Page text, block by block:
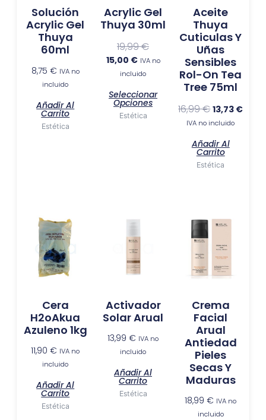
Solución
Acrylic Gel
Thuya
60ml
8,75 € IVA no
incluido
Añadir Al
Carrito
Estética
Acrylic Gel
Thuya 30ml
19,99€
15,00 € IVA no
incluido
Seleccionar
Opciones
opciones
pueden
elegir
producto
Estética
Aceite
Thuya
Cuticulas Y
Uñas
Sensibles
Rol-On Tea
Tree 75ml
16,99€ 13,73 €
IVA no incluido
Añadir Al
Carrito
Estética
Cera
H2oAkua
Azuleno 1kg
11,90€ IVA no
incluido
Añadir Al
Carrito
Estética
Activador
Solar Arual
13,99 € IVA no
incluido
Añadir Al
Carrito
Estética
Crema
Facial
Arual
Antiedad
Pieles
Secas Y
Maduras
18,99€ IVA no
incluido